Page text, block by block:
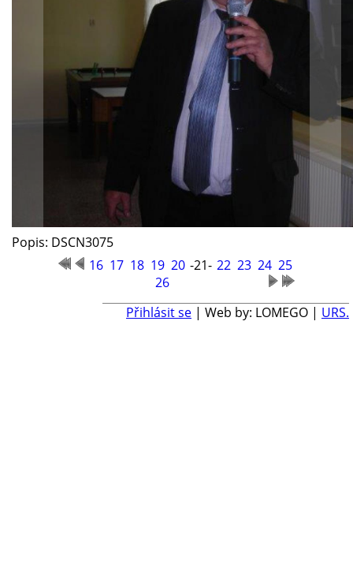
Popis: DSCN3075
16 17 18 19 20 -21- 22 23 24 25
26
Přihlásit se | Web by: LOMEGO | URS.